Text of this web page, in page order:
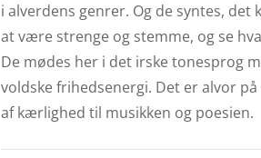
i alverdens genrer. Og de syntes,
at være strenge og stemme, og se
De mødes her i det irske tonesprog
voldske frihedsenergi. Det er alvor
af kærlighed til musikken og poesien.